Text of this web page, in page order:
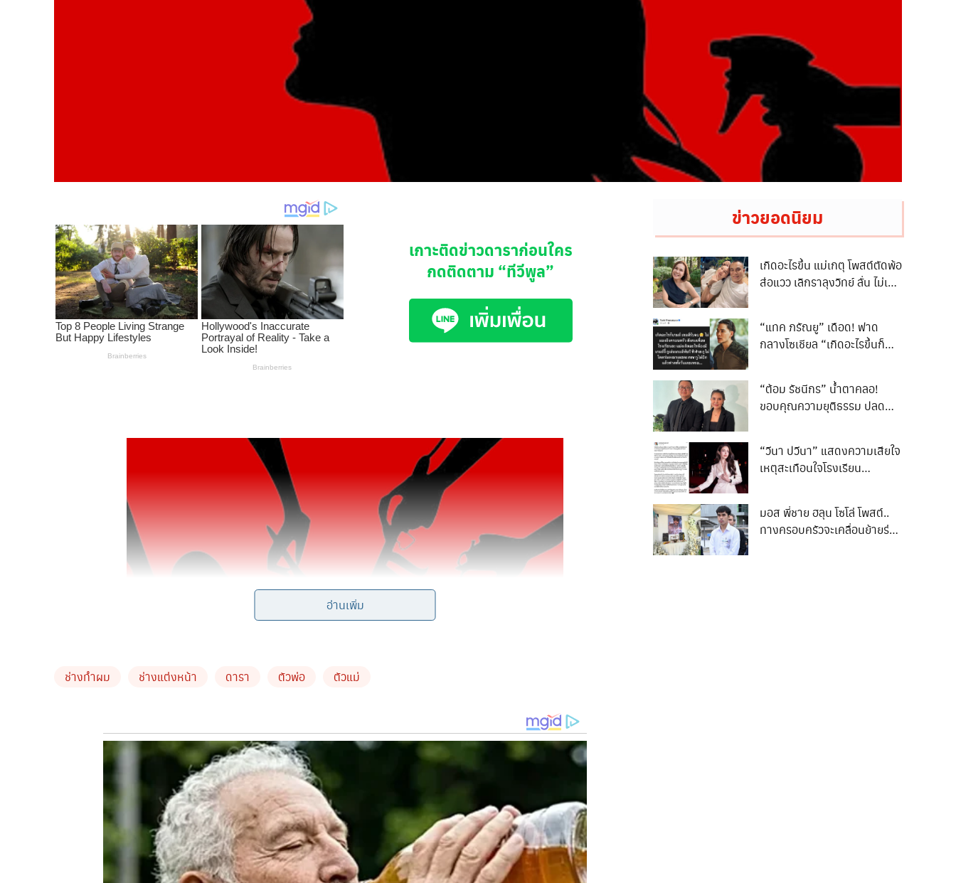
เกาะติดข่าวดาราก่อนใคร
กดติดตาม “ทีวีพูล”
อ่านเพิ่ม
ช่างทำผม ช่างแต่งหน้า ดารา ตัวพ่อ ตัวแม่
ข่าวยอดนิยม
เกิดอะไรขึ้น แม่เกตุ โพสต์ตัดพ้อ
ส่อแวว เลิกราลุงวิทย์ ลั่น ไม่เคย
“แทค ภรัณยู” เดือด! ฟาด
กลางโซเชียล “เกิดอะไรขึ้นก็
“ต้อม รัชนีกร” น้ำตาคลอ!
ขอบคุณความยุติธรรม ปลด
“วีนา ปวีนา” แสดงความเสียใจ
เหตุสะเทือนใจโรงเรียน
มอส พี่ชาย ฮลุน โซโล่ โพสต์..
ทางครอบครัวจะเคลื่อนย้ายร่าง